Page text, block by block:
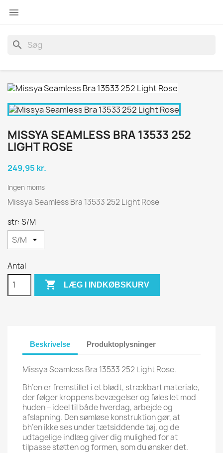

search
MISSYA SEAMLESS BRA 13533 252
LIGHT ROSE
249,95 kr.
Ingen moms
Missya Seamless Bra 13533 252 Light Rose
str: S/M
Antal
 LÆG I INDKØBSKURV
Beskrivelse Produktoplysninger
Missya Seamless Bra 13533 252 Light Rose.
Bh’en er fremstillet i et blødt, strækbart materiale,
der følger kroppens bevægelser og føles let mod
huden – ideel til både hverdag, arbejde og
afslapning. Den sømløse konstruktion gør, at
bh’en ikke ses under tætsiddende tøj, og de
udtagelige indlæg giver dig mulighed for at
tilpasse støtten og formen, som du ønsker det.